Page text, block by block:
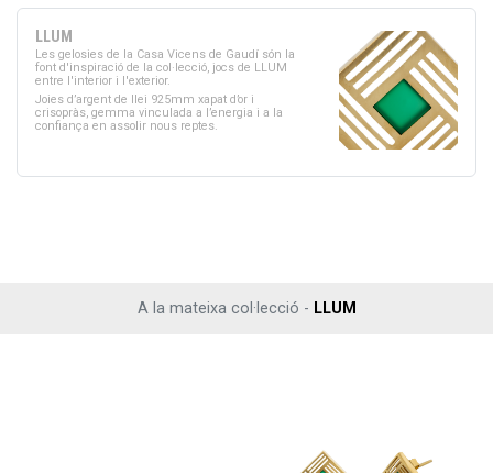
LLUM
Les gelosies de la Casa Vicens de Gaudí són la
font d'inspiració de la col·lecció, jocs de LLUM
entre l'interior i l'exterior.
Joies d’argent de llei 925mm xapat d’or i
crisopràs, gemma vinculada a l’energia i a la
confiança en assolir nous reptes.
A la mateixa col·lecció - LLUM